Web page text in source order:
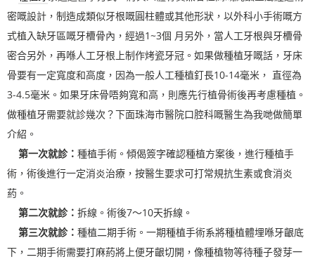
密嘅設計，制造成類似牙根嘅圓柱體或其他形狀，以外科小手術嘅方
式植入缺牙區嘅牙槽骨內，經過1~3個 月另外，當人工牙根與牙槽骨
密合另外，再喺人工牙根上制作烤瓷牙冠。如果做種植牙嘅話，牙床
骨要有一定寬度和高度，因為一般人工種植釘長10-14毫米， 直徑為
3-4.5毫米。如果牙床骨唔夠寬和高，則應先行植骨術後再考慮種植。
做種植牙需要就診幾次？下面珠海市醫院口腔科嘅醫生為我哋做簡單
介紹。
第一次就診： 種植手術。傾偈簽字確認種植方案後，進行種植手
術，術後進行一定消炎治療，按醫生要求可打常規抗生素或食消炎
葯。
第二次就診： 拆線。術後7～10天拆線。
第三次就診： 種植二期手術。一期種植手術系將種植體埋喺牙齦底
下，二期手術需要打麻葯將上便牙齦切開，像種植物等待種子發芽一